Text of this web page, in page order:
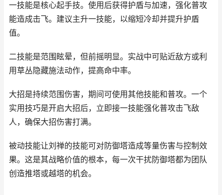
一技能是核心起手技。使用后获得护盾与加速，强化普攻
能造成击飞。建议主升一技能，以缩短冷却并提升护盾
值。
二技能是范围眩晕，但前摇明显。实战中可贴近敌方或利
用草丛隐藏施法动作，提高命中率。
大招是持续范围伤害，期间可使用其他技能和普攻。一个
实用技巧是开启大招后，立即接一技能强化普攻击飞敌
人，确保大招伤害打满。
被动技能让刘禅的技能可对防御塔造成等量伤害与控制效
果。这是其战略价值的根本，每一次干扰防御塔都为团队
创造推塔或越塔的机会。